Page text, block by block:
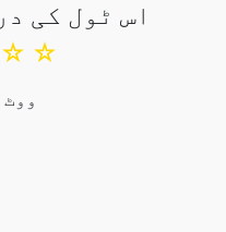
اس ٹول کی
☆
☆
ووٹ